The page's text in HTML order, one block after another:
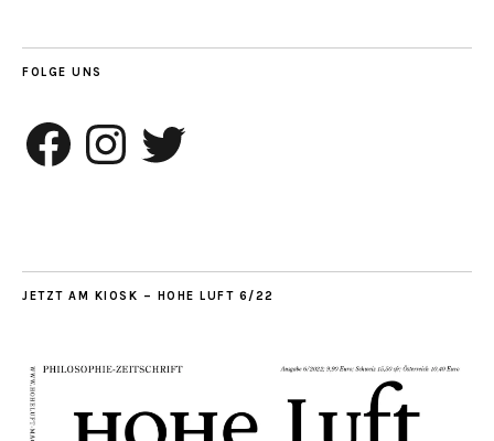
FOLGE UNS
Facebook InstagramTwitter
JETZT AM KIOSK – HOHE LUFT 6/22